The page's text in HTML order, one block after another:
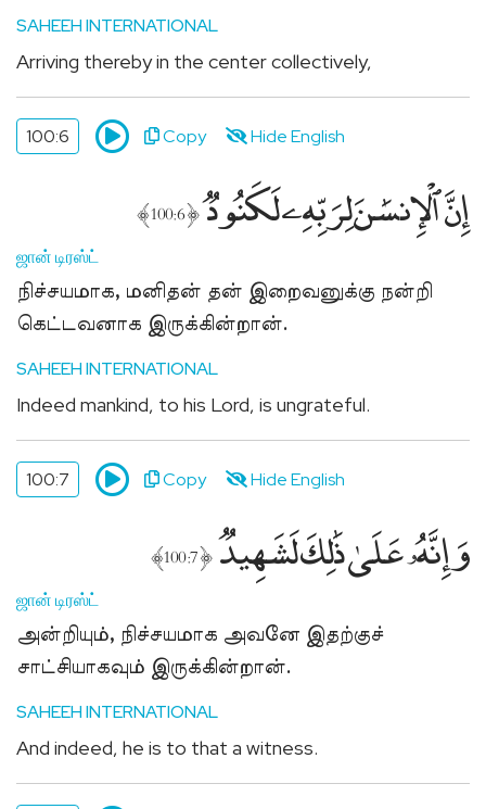
SAHEEH INTERNATIONAL
Arriving thereby in the center collectively,
100:6 Copy Hide English
إِنَّ ٱلْإِنسَٰنَ لِرَبِّهِۦ لَكَنُودٌۭ﴿100:6﴾
ஜான் டிரஸ்ட்
நிச்சயமாக, மனிதன் தன் இறைவனுக்கு நன்றி
கெட்டவனாக இருக்கின்றான்.
SAHEEH INTERNATIONAL
Indeed mankind, to his Lord, is ungrateful.
100:7 Copy Hide English
وَإِنَّهُۥ عَلَىٰ ذَٰلِكَ لَشَهِيدٌۭ﴿100:7﴾
ஜான் டிரஸ்ட்
அன்றியும், நிச்சயமாக அவனே இதற்குச்
சாட்சியாகவும் இருக்கின்றான்.
SAHEEH INTERNATIONAL
And indeed, he is to that a witness.